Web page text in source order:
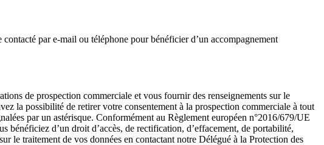
par e-mail ou téléphone pour bénéficier d’un accompagnement
de prospection commerciale et vous fournir des renseignements sur le
la possibilité de retirer votre consentement à la prospection commerciale à tout
par un astérisque. Conformément au Règlement européen n°2016/679/UE
d’un droit d’accès, de rectification, d’effacement, de portabilité,
le traitement de vos données en contactant notre Délégué à la Protection des